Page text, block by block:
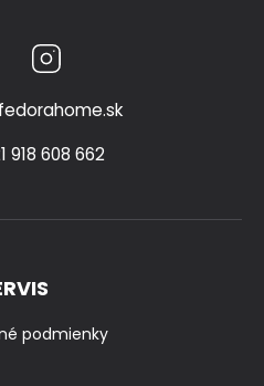
Facebook
fedorahome.sk
918 608 662
podmienky